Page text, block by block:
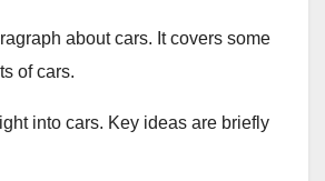
about cars. It covers some
of cars.
into cars. Key ideas are briefly